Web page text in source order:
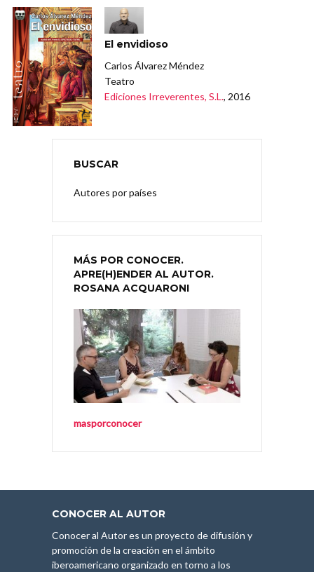
El envidioso
Carlos Álvarez Méndez
Teatro
Ediciones Irreverentes, S.L., 2016
BUSCAR
Autores por países
MÁS POR CONOCER.
APRE(H)ENDER AL AUTOR.
ROSANA ACQUARONI
masporconocer
CONOCER AL AUTOR
Conocer al Autor es un proyecto de difusión y
promoción de la creación en el ámbito
iberoamericano organizado en torno a los